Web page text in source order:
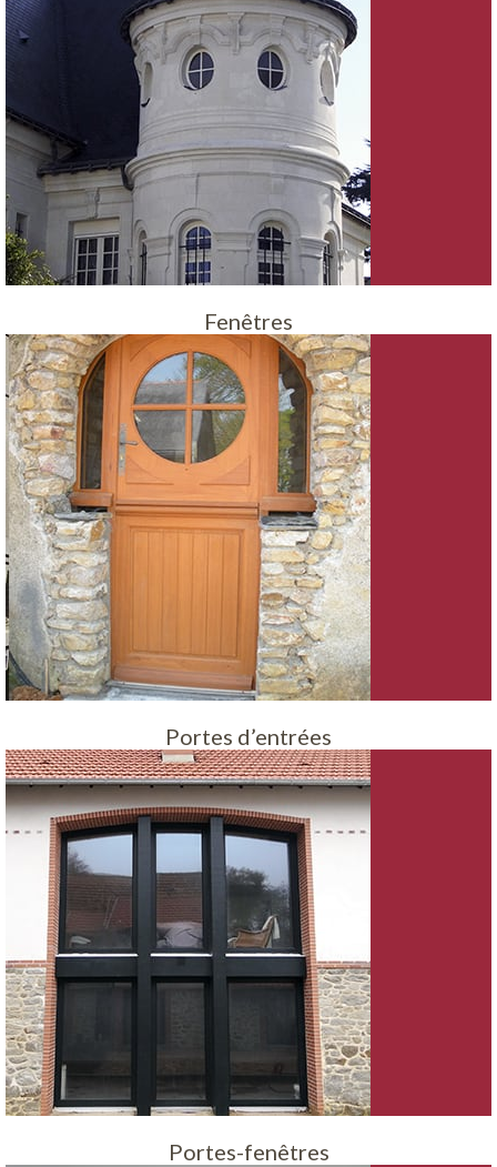
Fenêtres
Portes d’entrées
Portes-fenêtres